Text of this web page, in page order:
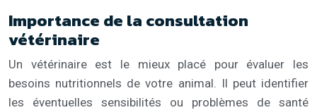
Importance de la consultation
vétérinaire
Un vétérinaire est le mieux placé pour évaluer les
besoins nutritionnels de votre animal. Il peut identifier
les éventuelles sensibilités ou problèmes de santé